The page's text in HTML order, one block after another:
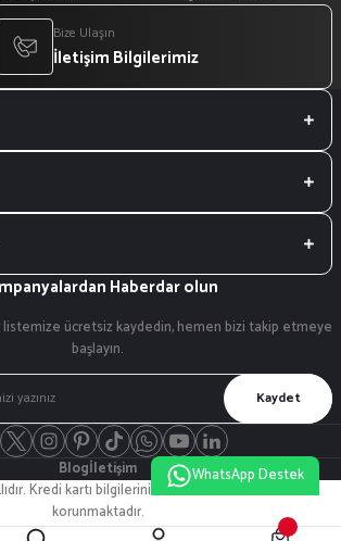
Bize Ulaşın
İletişim Bilgilerimiz
Haberdar olun
listemize ücretsiz kaydedin, hemen bizi takip etmeye
başlayın.
Kaydet
Blogİletişim
Kredi kartı bilgileriniz 256bit SSL sertifikası ile
korunmaktadır.
WhatsApp Destek